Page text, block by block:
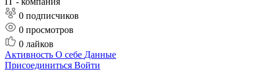
0 подписчиков
0 просмотров
0 лайков
Активность О себе Данные
Присоединиться Войти